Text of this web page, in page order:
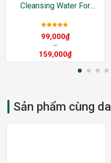
Cleansing Water For
hạng5sao
99,000₫
–
159,000₫
Sản phẩm cùng